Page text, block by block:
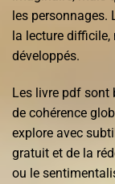
les personnages.
la lecture difficile,
développés.
Les livre pdf sont
de cohérence
explore avec
gratuit et de la
ou le